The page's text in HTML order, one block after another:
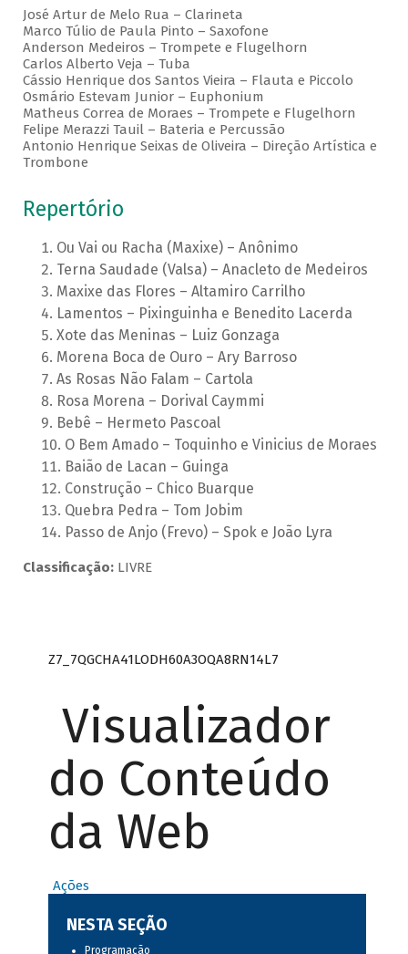
José Artur de Melo Rua – Clarineta
Marco Túlio de Paula Pinto – Saxofone
Anderson Medeiros – Trompete e Flugelhorn
Carlos Alberto Veja – Tuba
Cássio Henrique dos Santos Vieira – Flauta e Piccolo
Osmário Estevam Junior – Euphonium
Matheus Correa de Moraes – Trompete e Flugelhorn
Felipe Merazzi Tauil – Bateria e Percussão
Antonio Henrique Seixas de Oliveira – Direção Artística e
Trombone
Repertório
Ou Vai ou Racha (Maxixe) – Anônimo
Terna Saudade (Valsa) – Anacleto de Medeiros
Maxixe das Flores – Altamiro Carrilho
Lamentos – Pixinguinha e Benedito Lacerda
Xote das Meninas – Luiz Gonzaga
Morena Boca de Ouro – Ary Barroso
As Rosas Não Falam – Cartola
Rosa Morena – Dorival Caymmi
Bebê – Hermeto Pascoal
O Bem Amado – Toquinho e Vinicius de Moraes
Baião de Lacan – Guinga
Construção – Chico Buarque
Quebra Pedra – Tom Jobim
Passo de Anjo (Frevo) – Spok e João Lyra
Classificação:LIVRE
Z7_7QGCHA41LODH60A3OQA8RN14L7
Visualizador
do Conteúdo
da Web
Ações
NESTA SEÇÃO
Programação